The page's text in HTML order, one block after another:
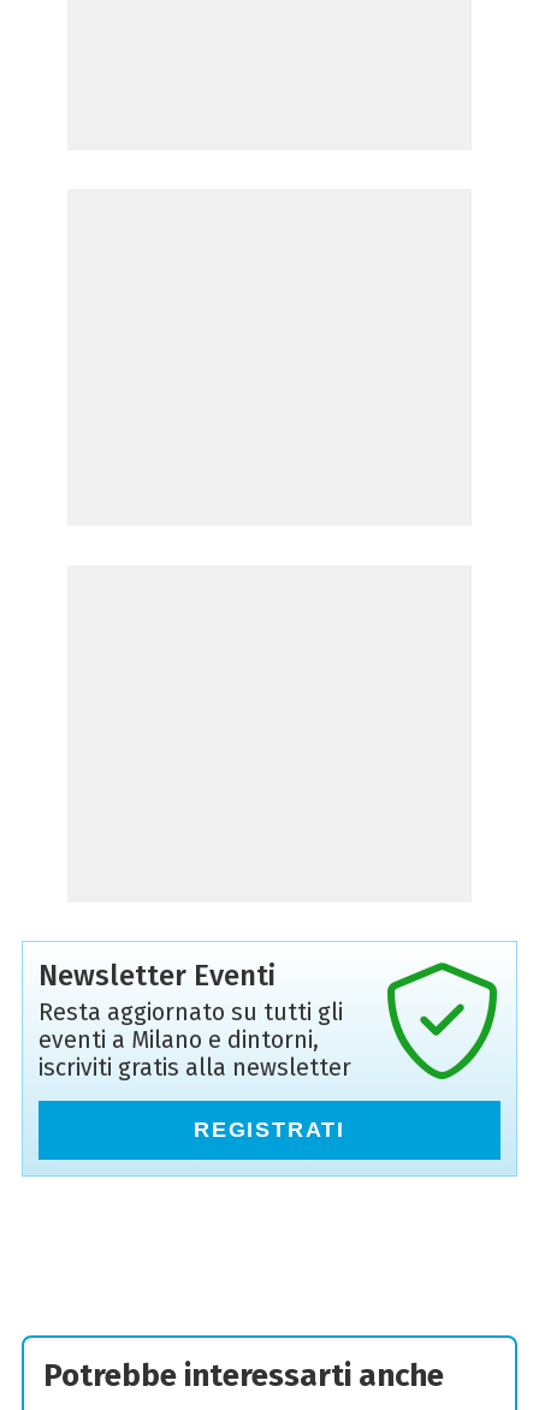
Newsletter Eventi
Resta aggiornato su tutti gli
eventi a Milano e dintorni,
iscriviti gratis alla newsletter
REGISTRATI
Potrebbe interessarti anche